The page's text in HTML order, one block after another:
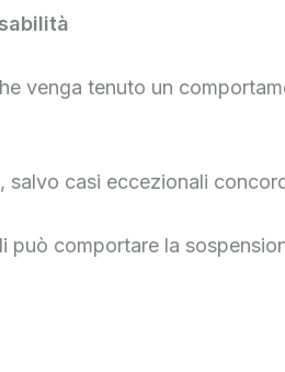
venga tenuto un
casi eccezionali
può comportare la